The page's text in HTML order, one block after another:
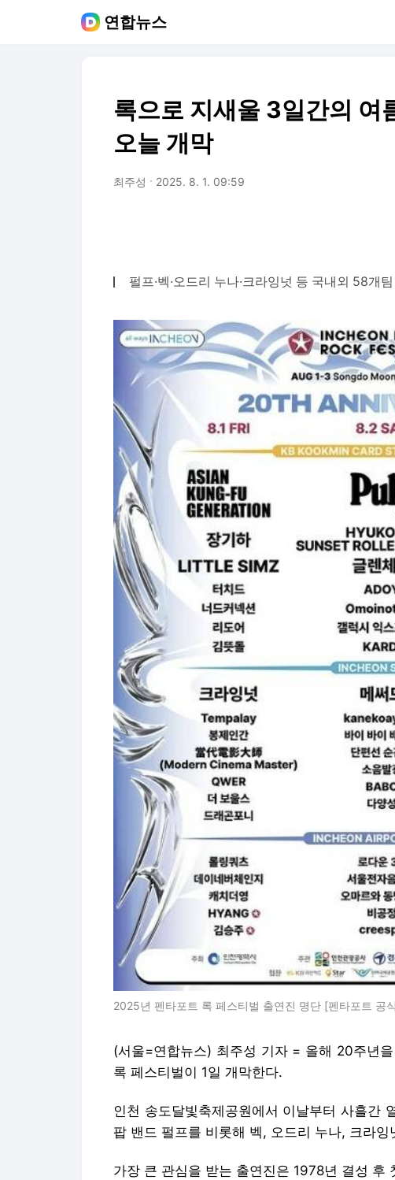
연합뉴스
록으로 지새울 3일간의
오늘 개막
최주성 2025. 8. 1. 09:59
펄프·벡·오드리 누나·크라잉넛 등 국내외 58개
2025년 펜타포트 록 페스티벌 출연진 명단 [펜타포트 공
(서울=연합뉴스) 최주성 기자 = 올해 20주년
록 페스티벌이 1일 개막한다.
인천 송도달빛축제공원에서 이날부터 사흘간
팝 밴드 펄프를 비롯해 벡, 오드리 누나, 크라
가장 큰 관심을 받는 출연진은 1978년 결성 후